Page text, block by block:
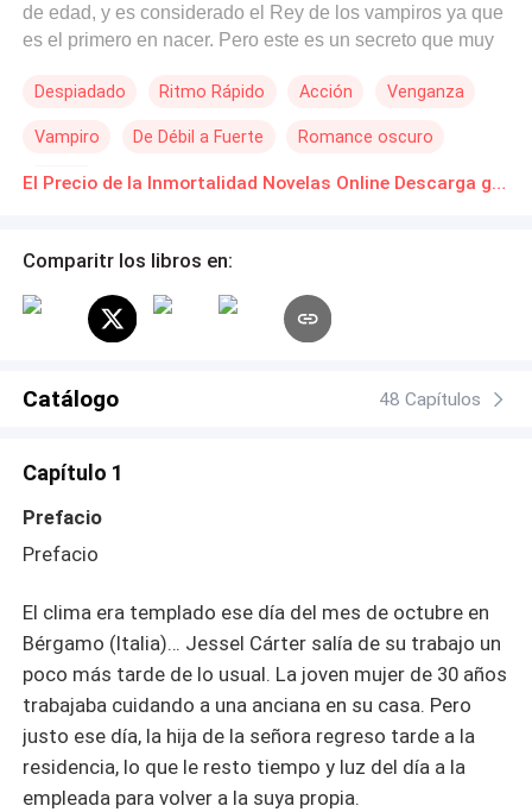
de edad, y es considerado el Rey de los vampiros ya que
es el primero en nacer. Pero este es un secreto que muy
así. Lía Cárter, una joven vampiro que aparenta ser
chica se mantuvo alejada de de todo tipo de relaciones,
hasta que lo conoce a él. Por quien estaba dispuesta a
inmortales.
Despiadado Ritmo Rápido Acción Venganza
Vampiro De Débil a Fuerte Romance oscuro
Híbrido El Precio de la Inmortalidad Novelas Online Descarga gratuita de PDF
Comparitr los libros en:
Catálogo 48 Capítulos
Capítulo 1
Prefacio
Prefacio
El clima era templado ese día del mes de octubre en
Bérgamo (Italia)… Jessel Cárter salía de su trabajo un
poco más tarde de lo usual. La joven mujer de 30 años
trabajaba cuidando a una anciana en su casa. Pero
justo ese día, la hija de la señora regreso tarde a la
residencia, lo que le resto tiempo y luz del día a la
empleada para volver a la suya propia.